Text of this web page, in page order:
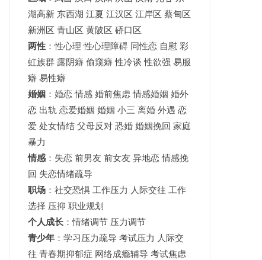
湖高新 东西湖 江夏 江汉区 江岸区 蔡甸区
新洲区 青山区 黄陂区 硚口区
两性：性心理 性心理障碍 同性恋 自慰 彩
虹族群 露阴癖 偷窥癖 性冷谈 性欲强 易服
癖 易性癖
婚姻：婚恋 情感 婚前焦虑 情感婚姻 婚外
恋 出轨 恋爱婚姻 婚姻 小三 离婚 外遇 恋
爱 处女情结 父母反对 恐婚 婚姻挽回 家庭
暴力
情感：失恋 前男友 前女友 异地恋 情感挽
回 失恋情绪疏导
职场：社交恐惧 工作压力 人际交往 工作
选择 压抑 职业规划
个人成长：情绪调节 压力调节
青少年： 学习压力疏导 考试压力 人际交
往 青春期抑郁症 网络成瘾辅导 考试焦虑